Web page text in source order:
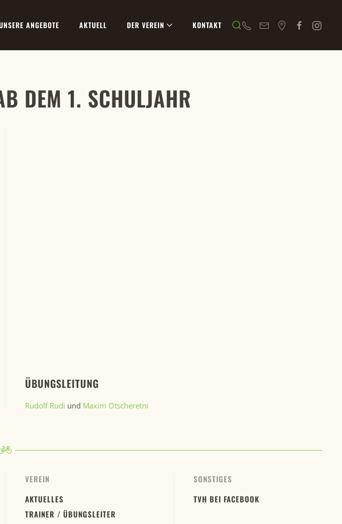
ANGEBOTE AKTUELL DER VEREIN KONTAKT
DEM 1. SCHULJAHR
ÜBUNGSLEITUNG
Rudolf Rudi und Maxim Otscheretni
VEREIN
AKTUELLES
TRAINER / ÜBUNGSLEITER
SONSTIGES
TVH BEI FACEBOOK